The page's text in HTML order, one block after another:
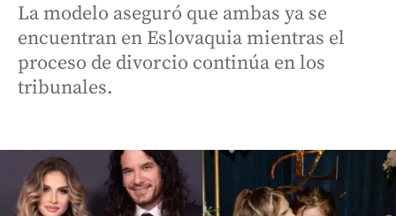
La modelo aseguró que ambas ya se
encuentran en Eslovaquia mientras el
proceso de divorcio continúa en los
tribunales.